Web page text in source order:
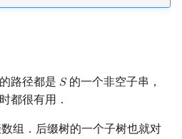
路径都是 𝑆
S的一个非空子串，
都很有用．
组．后缀树的一个子树也就对